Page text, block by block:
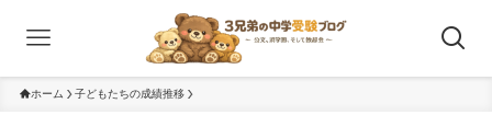
ホーム 子どもたちの成績推移